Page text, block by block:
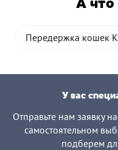
Передержка кошек
У вас
Отправьте нам заявку
самостоятельном
подберем